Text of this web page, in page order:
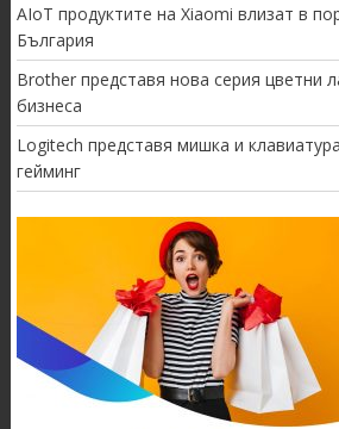
AIoT продуктите на Xiaomi влизат в
България
Brother представя нова серия цветни
бизнеса
Logitech представя мишка и
гейминг